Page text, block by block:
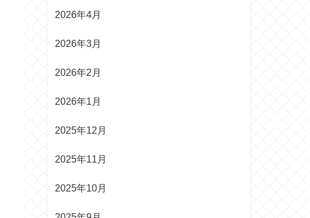
2026年4月
2026年3月
2026年2月
2026年1月
2025年12月
2025年11月
2025年10月